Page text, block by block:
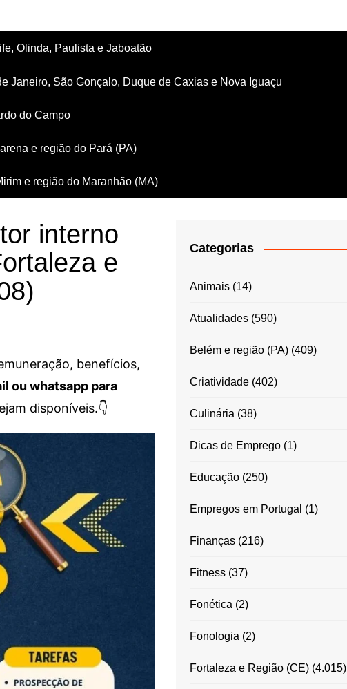
Olinda, Paulista e Jaboatão
Janeiro, São Gonçalo, Duque de Caxias e Nova Iguaçu
do Campo
e região do Pará (PA)
e região do Maranhão (MA)
interno
e
benefícios,
ou whatsapp para
disponíveis.👇
Categorias
Animais(14)
Atualidades(590)
Belém e região (PA)(409)
Criatividade(402)
Culinária (38)
Dicas de Emprego(1)
Educação(250)
Empregos em Portugal (1)
Finanças(216)
Fitness(37)
Fonética (2)
Fonologia (2)
Fortaleza e Região (CE)(4.015)